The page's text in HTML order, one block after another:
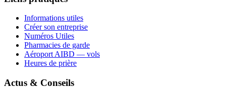
Informations utiles
Créer son entreprise
Numéros Utiles
Pharmacies de garde
Aéroport AIBD — vols
Heures de prière
Actus & Conseils